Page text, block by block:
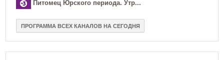
Питомец Юрского периода. Утр...
ПРОГРАММА ВСЕХ КАНАЛОВ НА СЕГОДНЯ